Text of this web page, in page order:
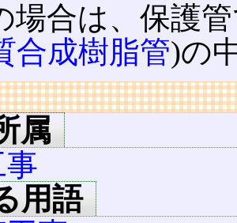
場合は、保護
合成樹脂管)の
属
事
用語